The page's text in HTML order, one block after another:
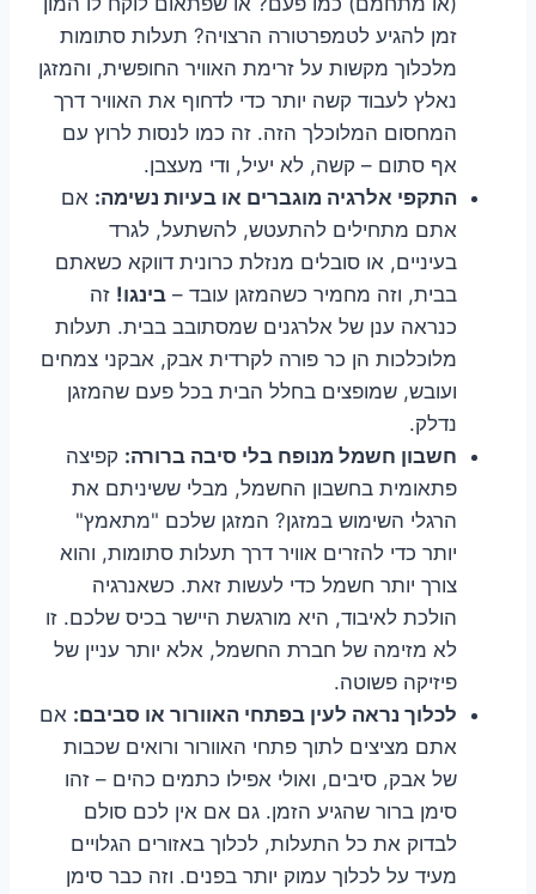
זמן להגיע לטמפרטורה הרצויה? תעלות סתומות
מלכלוך מקשות על זרימת האוויר החופשית, והמזגן
נאלץ לעבוד קשה יותר כדי לדחוף את האוויר דרך
המחסום המלוכלך הזה. זה כמו לנסות לרוץ עם
אף סתום – קשה, לא יעיל, ודי מעצבן.
התקפי אלרגיה מוגברים או בעיות נשימה: אם
אתם מתחילים להתעטש, להשתעל, לגרד
בעיניים, או סובלים מנזלת כרונית דווקא כשאתם
בבית, וזה מחמיר כשהמזגן עובד – בינגו! זה
כנראה ענן של אלרגנים שמסתובב בבית. תעלות
מלוכלכות הן כר פורה לקרדית אבק, אבקני צמחים
ועובש, שמופצים בחלל הבית בכל פעם שהמזגן
נדלק.
חשבון חשמל מנופח בלי סיבה ברורה: קפיצה
פתאומית בחשבון החשמל, מבלי ששיניתם את
הרגלי השימוש במזגן? המזגן שלכם "מתאמץ"
יותר כדי להזרים אוויר דרך תעלות סתומות, והוא
צורך יותר חשמל כדי לעשות זאת. כשאנרגיה
הולכת לאיבוד, היא מורגשת היישר בכיס שלכם. זו
לא מזימה של חברת החשמל, אלא יותר עניין של
פיזיקה פשוטה.
לכלוך נראה לעין בפתחי האוורור או סביבם: אם
אתם מציצים לתוך פתחי האוורור ורואים שכבות
של אבק, סיבים, ואולי אפילו כתמים כהים – זהו
סימן ברור שהגיע הזמן. גם אם אין לכם סולם
לבדוק את כל התעלות, לכלוך באזורים הגלויים
מעיד על לכלוך עמוק יותר בפנים. וזה כבר סימן